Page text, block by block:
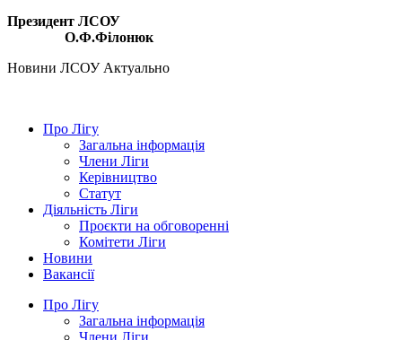
Президент ЛСОУ
О.Ф.Філонюк
Hовини ЛСОУ Актуально
Про Лігу
Загальна інформація
Члени Ліги
Керівництво
Статут
Діяльність Ліги
Проєкти на обговоренні
Комітети Ліги
Новини
Вакансії
Про Лігу
Загальна інформація
Члени Ліги